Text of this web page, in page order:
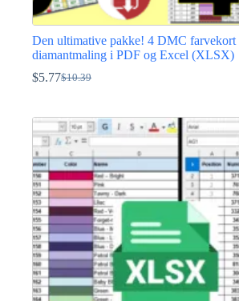
Den ultimative pakke! 4 DMC farvekort
diamantmaling i PDF og Excel (XLSX)
$10.39
Den
var:
$10.39.
$5.77Den
er:
$5.77.